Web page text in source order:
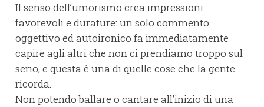
Il senso dell’umorismo crea impressioni
favorevoli e durature: un solo commento
oggettivo ed autoironico fa immediatamente
capire agli altri che non ci prendiamo troppo sul
serio, e questa è una di quelle cose che la gente
ricorda.
Non potendo ballare o cantare all’inizio di una